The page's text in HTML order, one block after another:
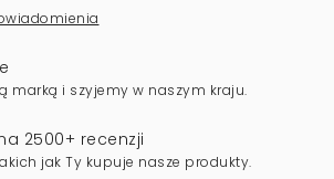
marką i szyjemy w naszym kraju.
2500+ recenzji
jak Ty kupuje nasze produkty.